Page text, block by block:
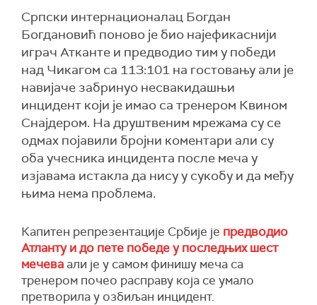
Српски интернационалац Богдан
Богдановић поново је био најефикаснији
играч Атканте и предводио тим у победи
над Чикагом са 113:101 на гостовању али је
навијаче забринуо несвакидашњи
инцидент који је имао са тренером Квином
Снајдером. На друштвеним мрежама су се
одмах појавили бројни коментари али су
оба учесника инцидента после меча у
изјавама истакла да нису у сукобу и да међу
њима нема проблема.
Капитен репрезентације Србије је предводио
Атланту и до пете победе у последњих шест
мечева али је у самом финишу меча са
тренером почео расправу која се умало
претворила у озбиљан инцидент.